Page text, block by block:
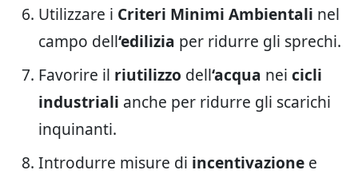
Utilizzare i Criteri Minimi Ambientali nel
campo dell‘edilizia per ridurre gli sprechi.
Favorire il riutilizzo dell‘acqua nei cicli
industriali anche per ridurre gli scarichi
inquinanti.
Introdurre misure di incentivazione e